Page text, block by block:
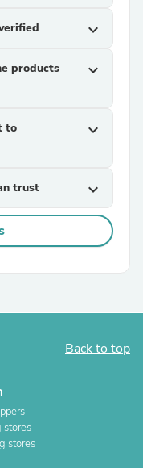
expand_more
products
expand_more
to
expand_more
trust expand_more
Back to top
stores
stores